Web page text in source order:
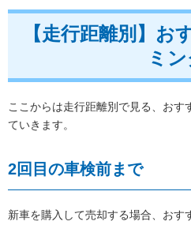
【走行距離別】お
ミ
ここからは走行距離別で見る、おす
ていきます。
2回目の車検前まで
新車を購入して売却する場合、おす